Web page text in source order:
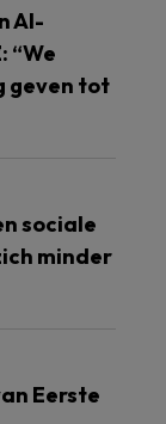
AI-
“We
geven tot
sociale
minder
Eerste